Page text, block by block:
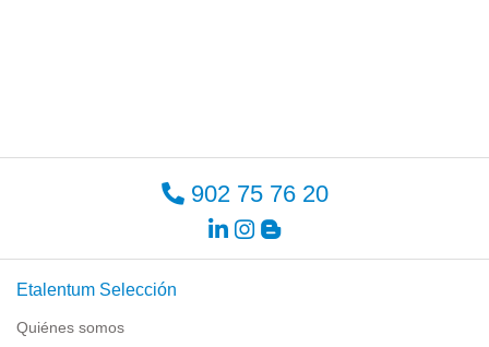
902 75 76 20
Etalentum Selección
Quiénes somos